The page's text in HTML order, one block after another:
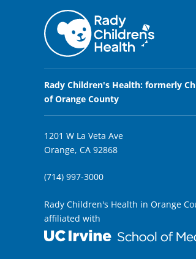
Rady Children's Health: formerly
of Orange County
1201 W La Veta Ave
Orange, CA 92868
(714) 997-3000
Rady Children's Health in Orange
affiliated with